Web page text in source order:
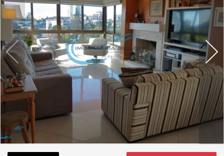
Fichas cadastrais
Financiamento
Hotsites
Política de privacidade
Postagens
Simulador de financiamento
whatsapp